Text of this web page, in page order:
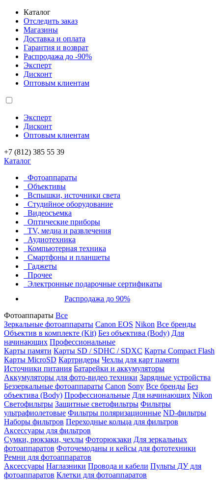
Каталог
Отследить заказ
Магазины
Доставка и оплата
Гарантия и возврат
Распродажа до -90%
Эксперт
Дисконт
Оптовым клиентам
Эксперт
Дисконт
Оптовым клиентам
+7 (812) 385 55 39
Каталог
Фотоаппараты
Объективы
Вспышки, источники света
Студийное оборудование
Видеосъемка
Оптические приборы
TV, медиа и развлечения
Аудиотехника
Компьютерная техника
Смартфоны и планшеты
Гаджеты
Прочее
Электронные подарочные сертификаты
Распродажа до 90%
Фотоаппараты Все
Зеркальные фотоаппараты Canon EOS Nikon Все бренды
Объектив в комплекте (Kit) Без объектива (Body) Для
начинающих Профессиональные
Карты памяти Карты SD / SDHC / SDXC Карты Compact Flash
Карты MicroSD Картридеры Чехлы для карт памяти
Источники питания Батарейки и аккумуляторы
Аккумуляторы для фото-видео техники Зарядные устройства
Беззеркальные фотоаппараты Canon Sony Все бренды Без
объектива (Body) Профессиональные Для начинающих Nikon
Светофильтры Защитные светофильтры Фильтры
ультрафиолетовые Фильтры поляризационные ND-фильтры
Наборы фильтров Переходные кольца для фильтров
Аксессуары для фильтров
Сумки, рюкзаки, чехлы Фоторюкзаки Для зеркальных
фотоаппаратов Фоточемоданы и кейсы для фототехники
Ремни для фотоаппаратов
Аксессуары Наглазники Провода и кабели Пульты ДУ для
фотоаппаратов Клетки для фотоаппаратов